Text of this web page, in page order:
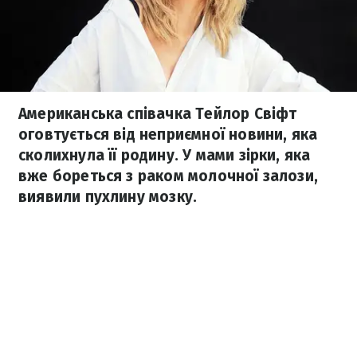
Американська співачка Тейлор Свіфт
оговтується від неприємної новини, яка
сколихнула її родину. У мами зірки, яка
вже бореться з раком молочної залози,
виявили пухлину мозку.